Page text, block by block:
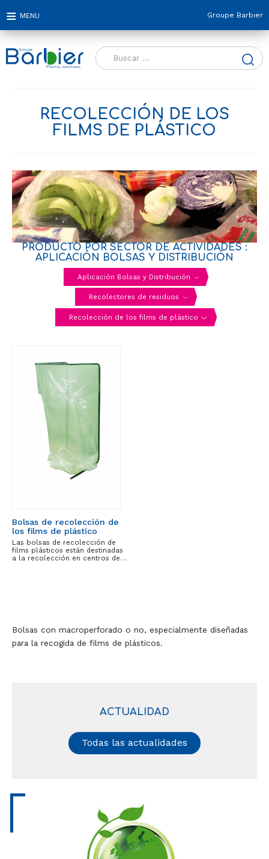
Groupe Barbier
Buscar:
RECOLECCIÓN DE LOS
FILMS DE PLÁSTICO
PRODUCTO POR SECTOR DE ACTIVIDADES :
APLICACIÓN BOLSAS Y DISTRIBUCIÓN
Aplicación Bolsas y Distribución
Recolectores de residuos
Recolección de los films de plástico
Bolsas de recolección de
los films de plástico
Las bolsas de recolección de
films plásticos están destinadas
a la recolección en centros de…
Bolsas con macroperforado o no, especialmente diseñadas
para la recogida de films de plásticos.
ACTUALIDAD
Todas las actualidades